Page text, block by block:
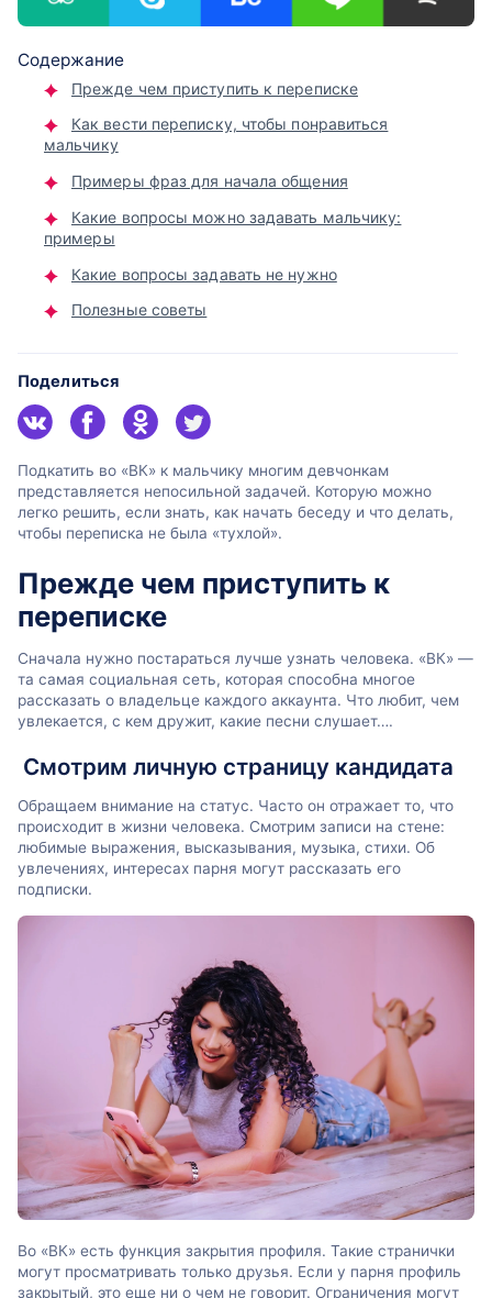
Содержание
Прежде чем приступить к переписке
Как вести переписку, чтобы понравиться
мальчику
Примеры фраз для начала общения
Какие вопросы можно задавать мальчику:
примеры
Какие вопросы задавать не нужно
Полезные советы
Поделиться
Подкатить во «ВК» к мальчику многим девчонкам
представляется непосильной задачей. Которую можно
легко решить, если знать, как начать беседу и что делать,
чтобы переписка не была «тухлой».
Прежде чем приступить к
переписке
Сначала нужно постараться лучше узнать человека. «ВК» —
та самая социальная сеть, которая способна многое
рассказать о владельце каждого аккаунта. Что любит, чем
увлекается, с кем дружит, какие песни слушает….
Смотрим личную страницу кандидата
Обращаем внимание на статус. Часто он отражает то, что
происходит в жизни человека. Смотрим записи на стене:
любимые выражения, высказывания, музыка, стихи. Об
увлечениях, интересах парня могут рассказать его
подписки.
Во «ВК» есть функция закрытия профиля. Такие странички
могут просматривать только друзья. Если у парня профиль
закрытый, это еще ни о чем не говорит. Ограничения могут